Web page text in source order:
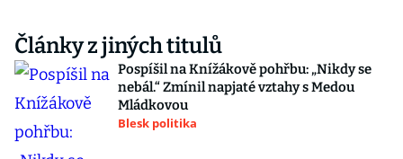
Články z jiných titulů
Pospíšil na Knížákově pohřbu: „Nikdy se
nebál.“ Zmínil napjaté vztahy s Medou
Mládkovou
Blesk politika